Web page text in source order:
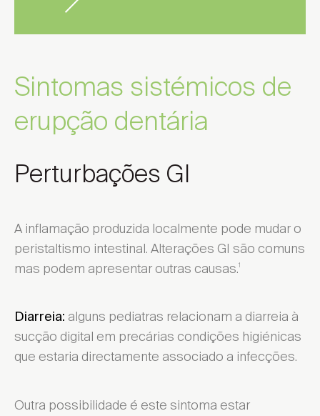
Sintomas sistémicos de
erupção dentária
Perturbações GI
A inflamação produzida localmente pode mudar o
peristaltismo intestinal. Alterações GI são comuns
mas podem apresentar outras causas.1
Diarreia: alguns pediatras relacionam a diarreia à
sucção digital em precárias condições higiénicas
que estaria directamente associado a infecções.
Outra possibilidade é este sintoma estar